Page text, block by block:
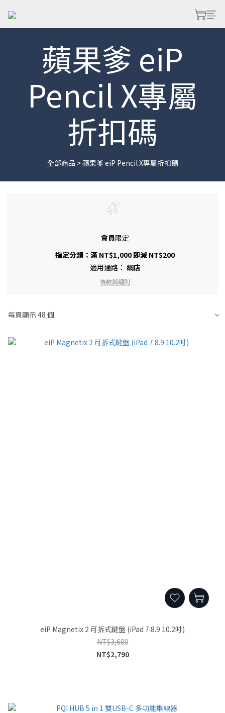
蘋果爹 eiP
Pencil X專屬
折扣碼
全部商品 >蘋果爹 eiP Pencil X專屬折扣碼
會員限定
指定分類：滿 NT$1,000 即減 NT$200
適用通路： 網店
條款與細則
每頁顯示 48 個
eiP Magnetix 2 可拆式鍵盤 (iPad 7.8.9 10.2吋)
NT$3,680
NT$2,790